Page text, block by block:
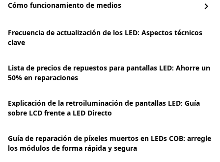
Cómo funcionamiento de medios chevron_right
Frecuencia de actualización de los LED: Aspectos técnicos
clave
Lista de precios de repuestos para pantallas LED: Ahorre un
50% en reparaciones
Explicación de la retroiluminación de pantallas LED: Guía
sobre LCD frente a LED Directo
Guía de reparación de píxeles muertos en LEDs COB: arregle
los módulos de forma rápida y segura